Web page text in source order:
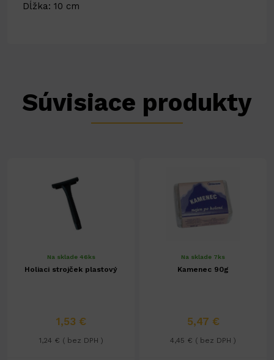
Dĺžka: 10 cm
Súvisiace produkty
Na sklade 46ks
Holiaci strojček plastový
1,53 €
1,24 € ( bez DPH )
Na sklade 7ks
Kamenec 90g
5,47 €
4,45 € ( bez DPH )